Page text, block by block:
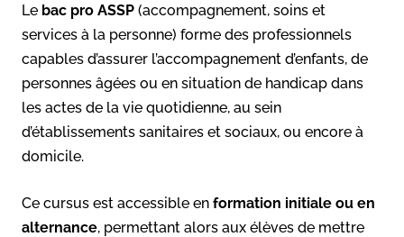
Le bac pro ASSP (accompagnement, soins et
services à la personne) forme des professionnels
capables d’assurer l’accompagnement d’enfants, de
personnes âgées ou en situation de handicap dans
les actes de la vie quotidienne, au sein
d’établissements sanitaires et sociaux, ou encore à
domicile.
Ce cursus est accessible en formation initiale ou en
alternance, permettant alors aux élèves de mettre